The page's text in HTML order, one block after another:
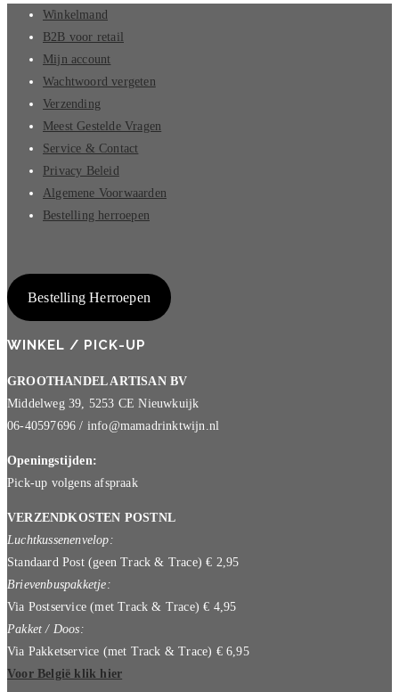
Winkelmand
B2B voor retail
Mijn account
Wachtwoord vergeten
Verzending
Meest Gestelde Vragen
Service & Contact
Privacy Beleid
Algemene Voorwaarden
Bestelling herroepen
Bestelling Herroepen
WINKEL / PICK-UP
GROOTHANDEL ARTISAN BV
Middelweg 39, 5253 CE Nieuwkuijk
06-40597696 / info@mamadrinktwijn.nl
Openingstijden:
Pick-up volgens afspraak
VERZENDKOSTEN POSTNL
Luchtkussenenvelop:
Standaard Post (geen Track & Trace) € 2,95
Brievenbuspakketje:
Via Postservice (met Track & Trace) € 4,95
Pakket / Doos:
Via Pakketservice (met Track & Trace) € 6,95
Voor België klik hier